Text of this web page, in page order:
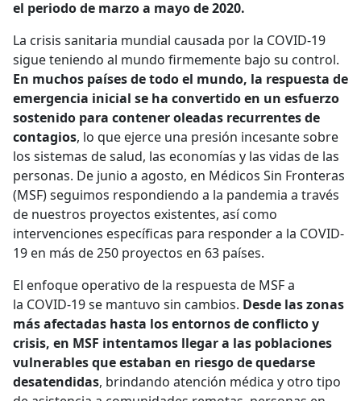
el periodo de marzo a mayo de 2020.
La crisis sanitaria mundial causada por la COVID-19
sigue teniendo al mundo firmemente bajo su control.
En muchos países de todo el mundo, la respuesta de
emergencia inicial se ha convertido en un esfuerzo
sostenido para contener oleadas recurrentes de
contagios, lo que ejerce una presión incesante sobre
los sistemas de salud, las economías y las vidas de las
personas. De junio a agosto, en Médicos Sin Fronteras
(MSF) seguimos respondiendo a la pandemia a través
de nuestros proyectos existentes, así como
intervenciones específicas para responder a la COVID-
19 en más de 250 proyectos en 63 países.
El enfoque operativo de la respuesta de MSF a
la COVID-19 se mantuvo sin cambios. Desde las zonas
más afectadas hasta los entornos de conflicto y
crisis, en MSF intentamos llegar a las poblaciones
vulnerables que estaban en riesgo de quedarse
desatendidas, brindando atención médica y otro tipo